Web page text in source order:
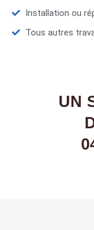
Installation ou
Tous autres
UN